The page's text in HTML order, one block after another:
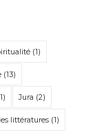
(1)
(13)
Jura (2)
littératures(1)